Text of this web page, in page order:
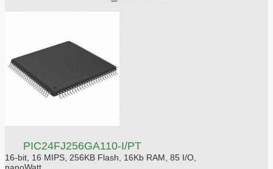
PIC24FJ256GA110-I/PT
16-bit, 16 MIPS, 256KB Flash, 16Kb RAM, 85 I/O,